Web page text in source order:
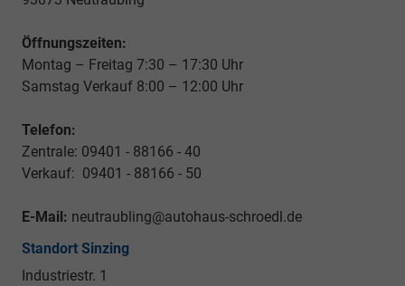
Öffnungszeiten:
Montag – Freitag 7:30 – 17:30 Uhr
Samstag Verkauf 8:00 – 12:00 Uhr
Telefon:
Zentrale: 09401 - 88166 - 40
Verkauf: 09401 - 88166 - 50
E-Mail: neutraubling@autohaus-schroedl.de
Standort Sinzing
Industriestr. 1